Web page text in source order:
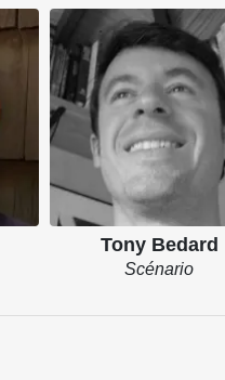
Tony Bedard
Scénario